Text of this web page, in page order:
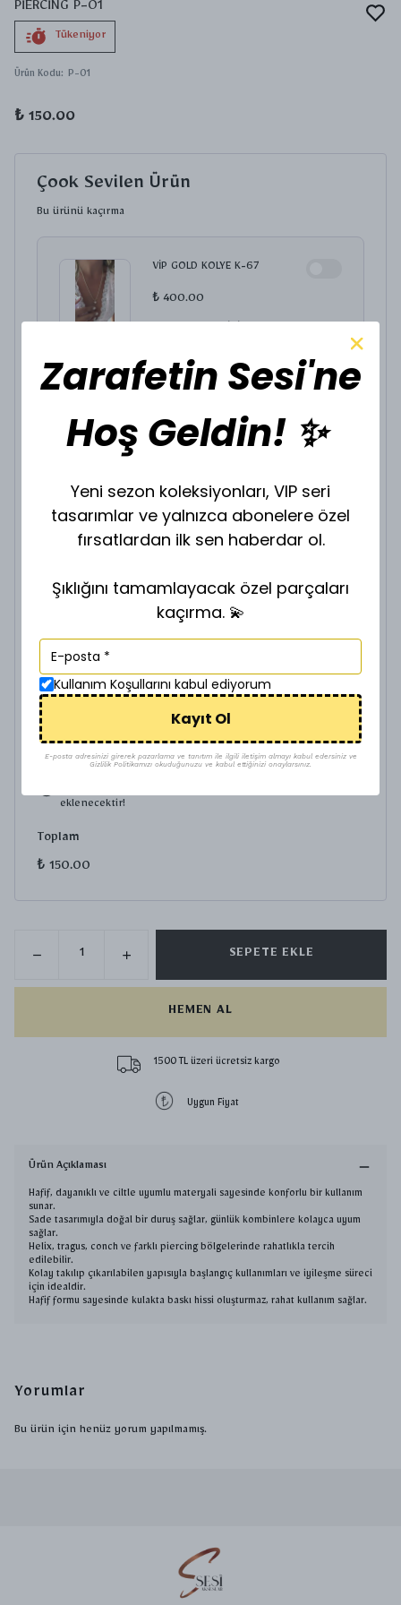
PİERCİNG P-01
Tükeniyor
Ürün Kodu: P-01
₺ 150.00
Çook Sevilen Ürün
Bu ürünü kaçırma
VİP GOLD KOLYE K-67
₺ 400.00
VİP GOLD ZİNCİR Z-901635
ZİNCİR BOY SEÇİNİZ.
VİP GOLD ZİNCİR Z-901640
ZİNCİR BOY SEÇİNİZ.
eklenecektir!
Toplam
₺ 150.00
SEPETE EKLE
HEMEN AL
1500 TL üzeri ücretsiz kargo
Uygun Fiyat
Ürün Açıklaması
Hafif, dayanıklı ve ciltle uyumlu materyali sayesinde konforlu bir kullanım
sunar.
Sade tasarımıyla doğal bir duruş sağlar, günlük kombinlere kolayca uyum
sağlar.
Helix, tragus, conch ve farklı piercing bölgelerinde rahatlıkla tercih
edilebilir.
Kolay takılıp çıkarılabilen yapısıyla başlangıç kullanımları ve iyileşme süreci
için idealdir.
Hafif formu sayesinde kulakta baskı hissi oluşturmaz, rahat kullanım sağlar.
Yorumlar
Bu ürün için henüz yorum yapılmamış.
Zarafetin Sesi'ne
Hoş Geldin! ✨
Yeni sezon koleksiyonları, VIP seri
tasarımlar ve yalnızca abonelere özel
fırsatlardan ilk sen haberdar ol.
Şıklığını tamamlayacak özel parçaları
kaçırma. 💫
Kullanım Koşullarını kabul ediyorum
Kayıt Ol
E-posta adresinizi girerek pazarlama ve tanıtım ile ilgili iletişim almayı kabul edersiniz ve
Gizlilik Politikamızı okuduğunuzu ve kabul ettiğinizi onaylarsınız.